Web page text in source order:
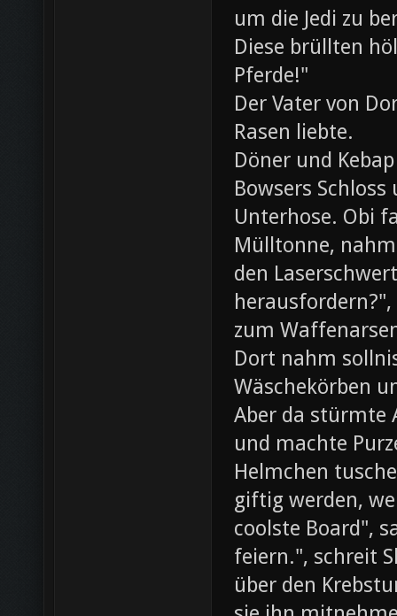
um die Jedi zu
Diese brüllten
Pferde!"
Der Vater von
Rasen liebte.
Döner und
Bowsers
Unterhose. Obi
Mülltonne,
den
zum
Dort nahm
Wäschekörben
Aber da stürmte
und machte
Helmchen
giftig werden,
coolste Board",
feiern.", schreit
über den